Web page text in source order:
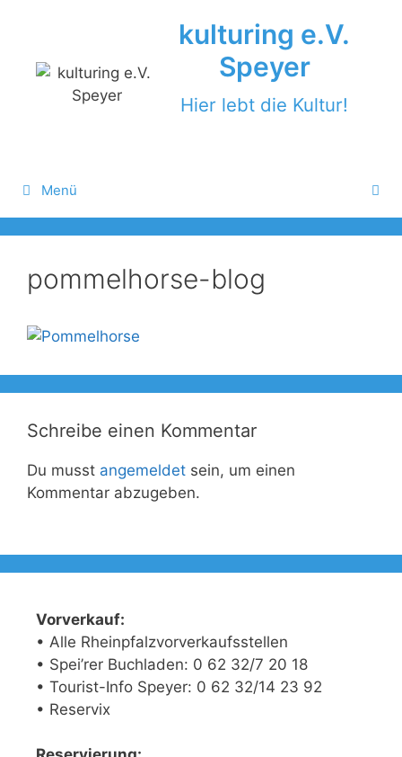
kulturing e.V.
Speyer
Hier lebt die Kultur!
Menü
pommelhorse-blog
Schreibe einen Kommentar
Du musst angemeldet sein, um einen
Kommentar abzugeben.
Vorverkauf:
• Alle Rheinpfalzvorverkaufsstellen
• Spei’rer Buchladen: 0 62 32/7 20 18
• Tourist-Info Speyer: 0 62 32/14 23 92
• Reservix